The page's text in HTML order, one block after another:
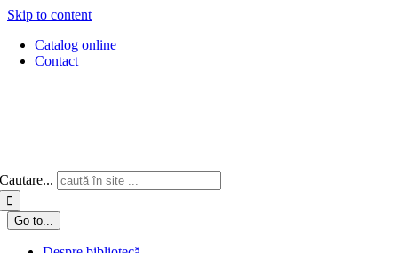
Skip to content
Catalog online
Contact
Cautare...
Go to...